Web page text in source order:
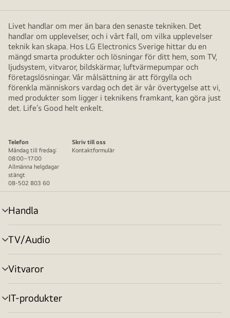
Livet handlar om mer än bara den senaste tekniken. Det
handlar om upplevelser, och i vårt fall, om vilka upplevelser
teknik kan skapa. Hos LG Electronics Sverige hittar du en
mängd smarta produkter och lösningar för ditt hem, som TV,
ljudsystem, vitvaror, bildskärmar, luftvärmepumpar och
företagslösningar. Vår målsättning är att förgylla och
förenkla människors vardag och det är vår övertygelse att vi,
med produkter som ligger i teknikens framkant, kan göra just
det. Life’s Good helt enkelt.
Telefon
Måndag till fredag:
08:00–17:00
Allmänna helgdagar
stängt
08-502 803 60
Skriv till oss
Kontaktformulär
Handla
menyväxling
TV/Audio
menyväxling
Vitvaror
menyväxling
IT-produkter
menyväxling